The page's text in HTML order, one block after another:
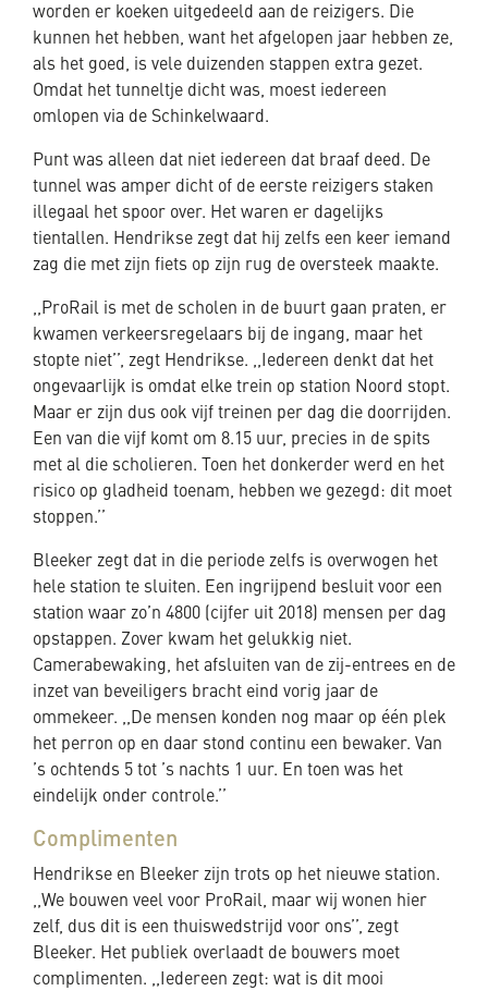
worden er koeken uitgedeeld aan de reizigers. Die
kunnen het hebben, want het afgelopen jaar hebben ze,
als het goed, is vele duizenden stappen extra gezet.
Omdat het tunneltje dicht was, moest iedereen
omlopen via de Schinkelwaard.
Punt was alleen dat niet iedereen dat braaf deed. De
tunnel was amper dicht of de eerste reizigers staken
illegaal het spoor over. Het waren er dagelijks
tientallen. Hendrikse zegt dat hij zelfs een keer iemand
zag die met zijn fiets op zijn rug de oversteek maakte.
,,ProRail is met de scholen in de buurt gaan praten, er
kwamen verkeersregelaars bij de ingang, maar het
stopte niet’’, zegt Hendrikse. ,,Iedereen denkt dat het
ongevaarlijk is omdat elke trein op station Noord stopt.
Maar er zijn dus ook vijf treinen per dag die doorrijden.
Een van die vijf komt om 8.15 uur, precies in de spits
met al die scholieren. Toen het donkerder werd en het
risico op gladheid toenam, hebben we gezegd: dit moet
stoppen.’’
Bleeker zegt dat in die periode zelfs is overwogen het
hele station te sluiten. Een ingrijpend besluit voor een
station waar zo’n 4800 (cijfer uit 2018) mensen per dag
opstappen. Zover kwam het gelukkig niet.
Camerabewaking, het afsluiten van de zij-entrees en de
inzet van beveiligers bracht eind vorig jaar de
ommekeer. ,,De mensen konden nog maar op één plek
het perron op en daar stond continu een bewaker. Van
’s ochtends 5 tot ’s nachts 1 uur. En toen was het
eindelijk onder controle.’’
Complimenten
Hendrikse en Bleeker zijn trots op het nieuwe station.
,,We bouwen veel voor ProRail, maar wij wonen hier
zelf, dus dit is een thuiswedstrijd voor ons’’, zegt
Bleeker. Het publiek overlaadt de bouwers moet
complimenten. ,,Iedereen zegt: wat is dit mooi